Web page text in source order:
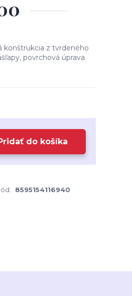
konštrukcia z tvrdeného
povrchová úprava
do košíka
8595154116940